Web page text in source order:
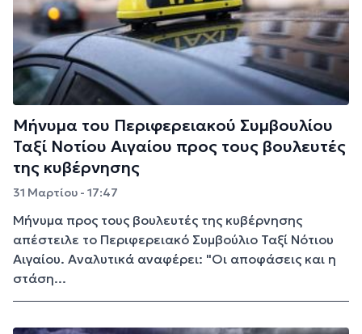
Μήνυμα του Περιφερειακού Συμβουλίου
Ταξί Νοτίου Αιγαίου προς τους βουλευτές
της κυβέρνησης
31 Μαρτίου - 17:47
Μήνυμα προς τους βουλευτές της κυβέρνησης
απέστειλε το Περιφερειακό Συμβούλιο Ταξί Νότιου
Αιγαίου. Αναλυτικά αναφέρει: "Οι αποφάσεις και η
στάση...